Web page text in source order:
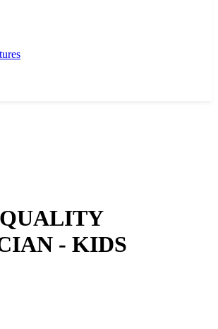
- KIDS